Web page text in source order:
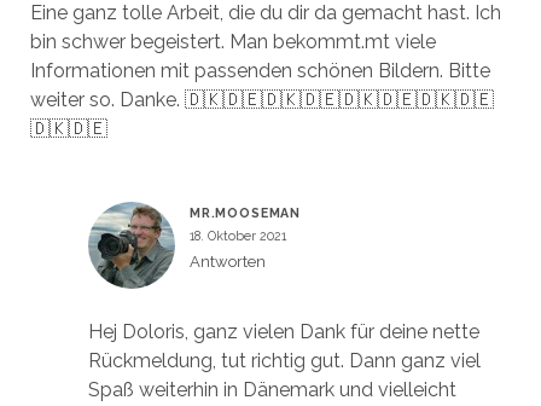
Eine ganz tolle Arbeit, die du dir da gemacht hast. Ich
bin schwer begeistert. Man bekommt.mt viele
Informationen mit passenden schönen Bildern. Bitte
weiter so. Danke. 🇩🇰🇩🇪🇩🇰🇩🇪🇩🇰🇩🇪🇩🇰🇩🇪
🇩🇰🇩🇪
MR.MOOSEMAN
18. Oktober 2021
Antworten
Hej Doloris, ganz vielen Dank für deine nette
Rückmeldung, tut richtig gut. Dann ganz viel
Spaß weiterhin in Dänemark und vielleicht